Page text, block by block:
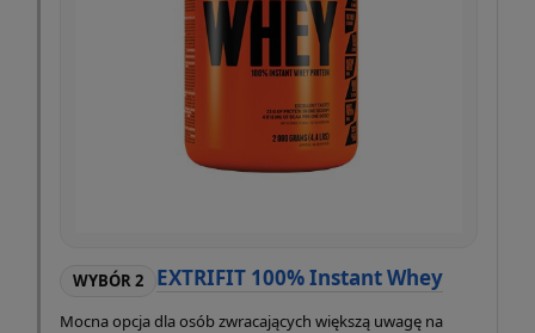
WYBÓR 2 EXTRIFIT 100% Instant Whey
Mocna opcja dla osób zwracających większą uwagę na